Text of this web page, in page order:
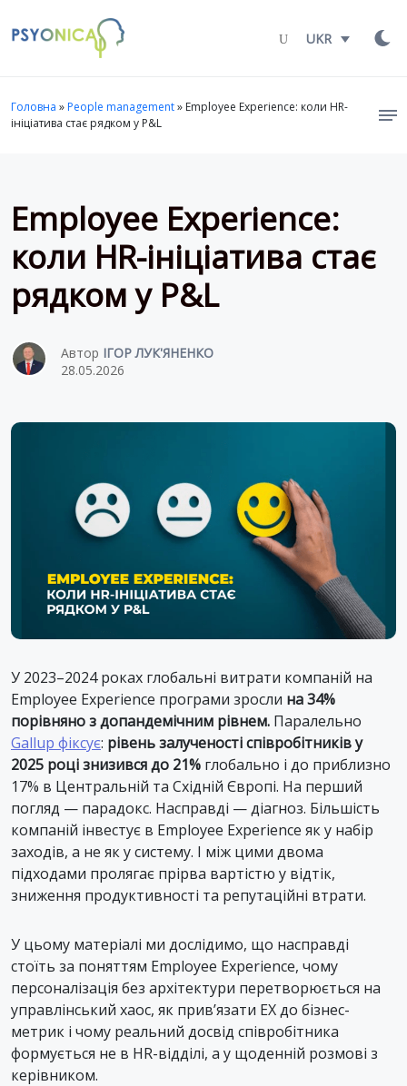
UKR
Головна » People management» Employee Experience: коли HR-
ініціатива стає рядком у P&L
Employee Experience:
коли HR-ініціатива стає
рядком у P&L
Автор ІГОР ЛУК'ЯНЕНКО
28.05.2026
У 2023–2024 роках глобальні витрати компаній на
Employee Experience програми зросли на 34%
порівняно з допандемічним рівнем. Паралельно
Gallup фіксує: рівень залученості співробітників у
2025 році знизився до 21% глобально і до приблизно
17% в Центральній та Східній Європі. На перший
погляд — парадокс. Насправді — діагноз. Більшість
компаній інвестує в Employee Experience як у набір
заходів, а не як у систему. І між цими двома
підходами пролягає прірва вартістю у відтік,
зниження продуктивності та репутаційні втрати.
У цьому матеріалі ми дослідимо, що насправді
стоїть за поняттям Employee Experience, чому
персоналізація без архітектури перетворюється на
управлінський хаос, як прив’язати EX до бізнес-
метрик і чому реальний досвід співробітника
формується не в HR-відділі, а у щоденній розмові з
керівником.